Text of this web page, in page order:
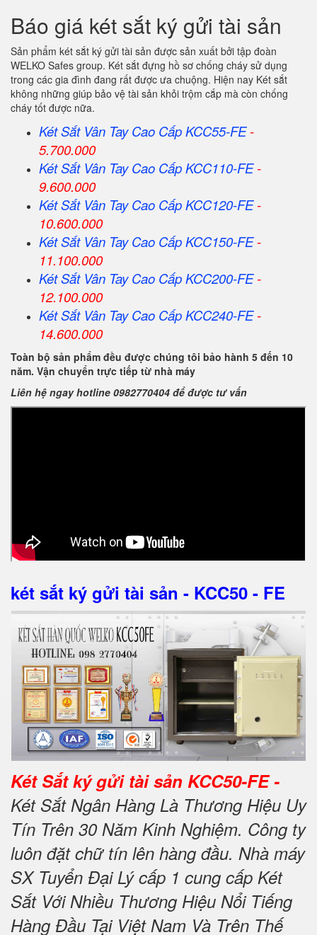
Báo giá két sắt ký gửi tài sản
Sản phẩm két sắt ký gửi tài sản được sản xuất bởi tập đoàn
WELKO Safes group. Két sắt đựng hồ sơ chống cháy sử dụng
trong các gia đình đang rất được ưa chuộng. Hiện nay Két sắt
không những giúp bảo vệ tài sản khỏi trộm cắp mà còn chống
cháy tốt được nữa.
Két Sắt Vân Tay Cao Cấp KCC55-FE-
5.700.000
Két Sắt Vân Tay Cao Cấp KCC110-FE-
9.600.000
Két Sắt Vân Tay Cao Cấp KCC120-FE-
10.600.000
Két Sắt Vân Tay Cao Cấp KCC150-FE-
11.100.000
Két Sắt Vân Tay Cao Cấp KCC200-FE-
12.100.000
Két Sắt Vân Tay Cao Cấp KCC240-FE-
14.600.000
Toàn bộ sản phẩm đều được chúng tôi bảo hành 5 đến 10
năm. Vận chuyển trực tiếp từ nhà máy
Liên hệ ngay hotline 0982770404 để được tư vấn
két sắt ký gửi tài sản - KCC50 - FE
Két Sắt ký gửi tài sản KCC50-FE -
Két Sắt Ngân Hàng Là Thương Hiệu Uy
Tín Trên 30 Năm Kinh Nghiệm. Công ty
luôn đặt chữ tín lên hàng đầu. Nhà máy
SX Tuyển Đại Lý cấp 1 cung cấp Két
Sắt Với Nhiều Thương Hiệu Nổi Tiếng
Hàng Đầu Tại Việt Nam Và Trên Thế